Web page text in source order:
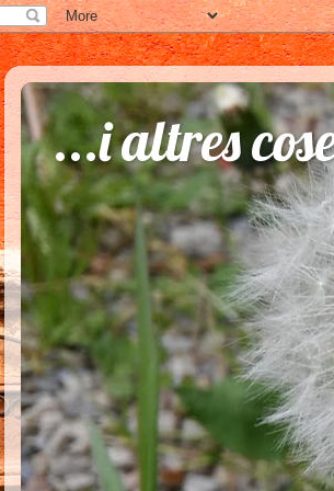
...i altres